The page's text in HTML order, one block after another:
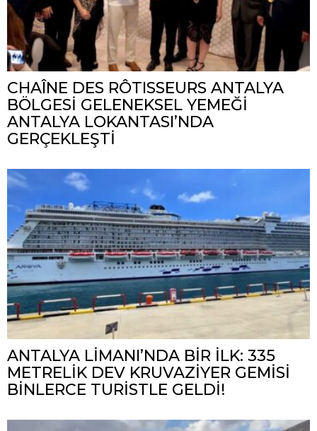
CHAÎNE DES RÔTISSEURS ANTALYA
BÖLGESİ GELENEKSEL YEMEĞİ
ANTALYA LOKANTASI’NDA
GERÇEKLEŞTİ
ANTALYA LİMANI’NDA BİR İLK: 335
METRELİK DEV KRUVAZİYER GEMİSİ
BİNLERCE TURİSTLE GELDİ!